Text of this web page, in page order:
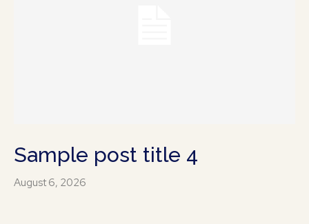
Sample post title 4
August 6, 2026